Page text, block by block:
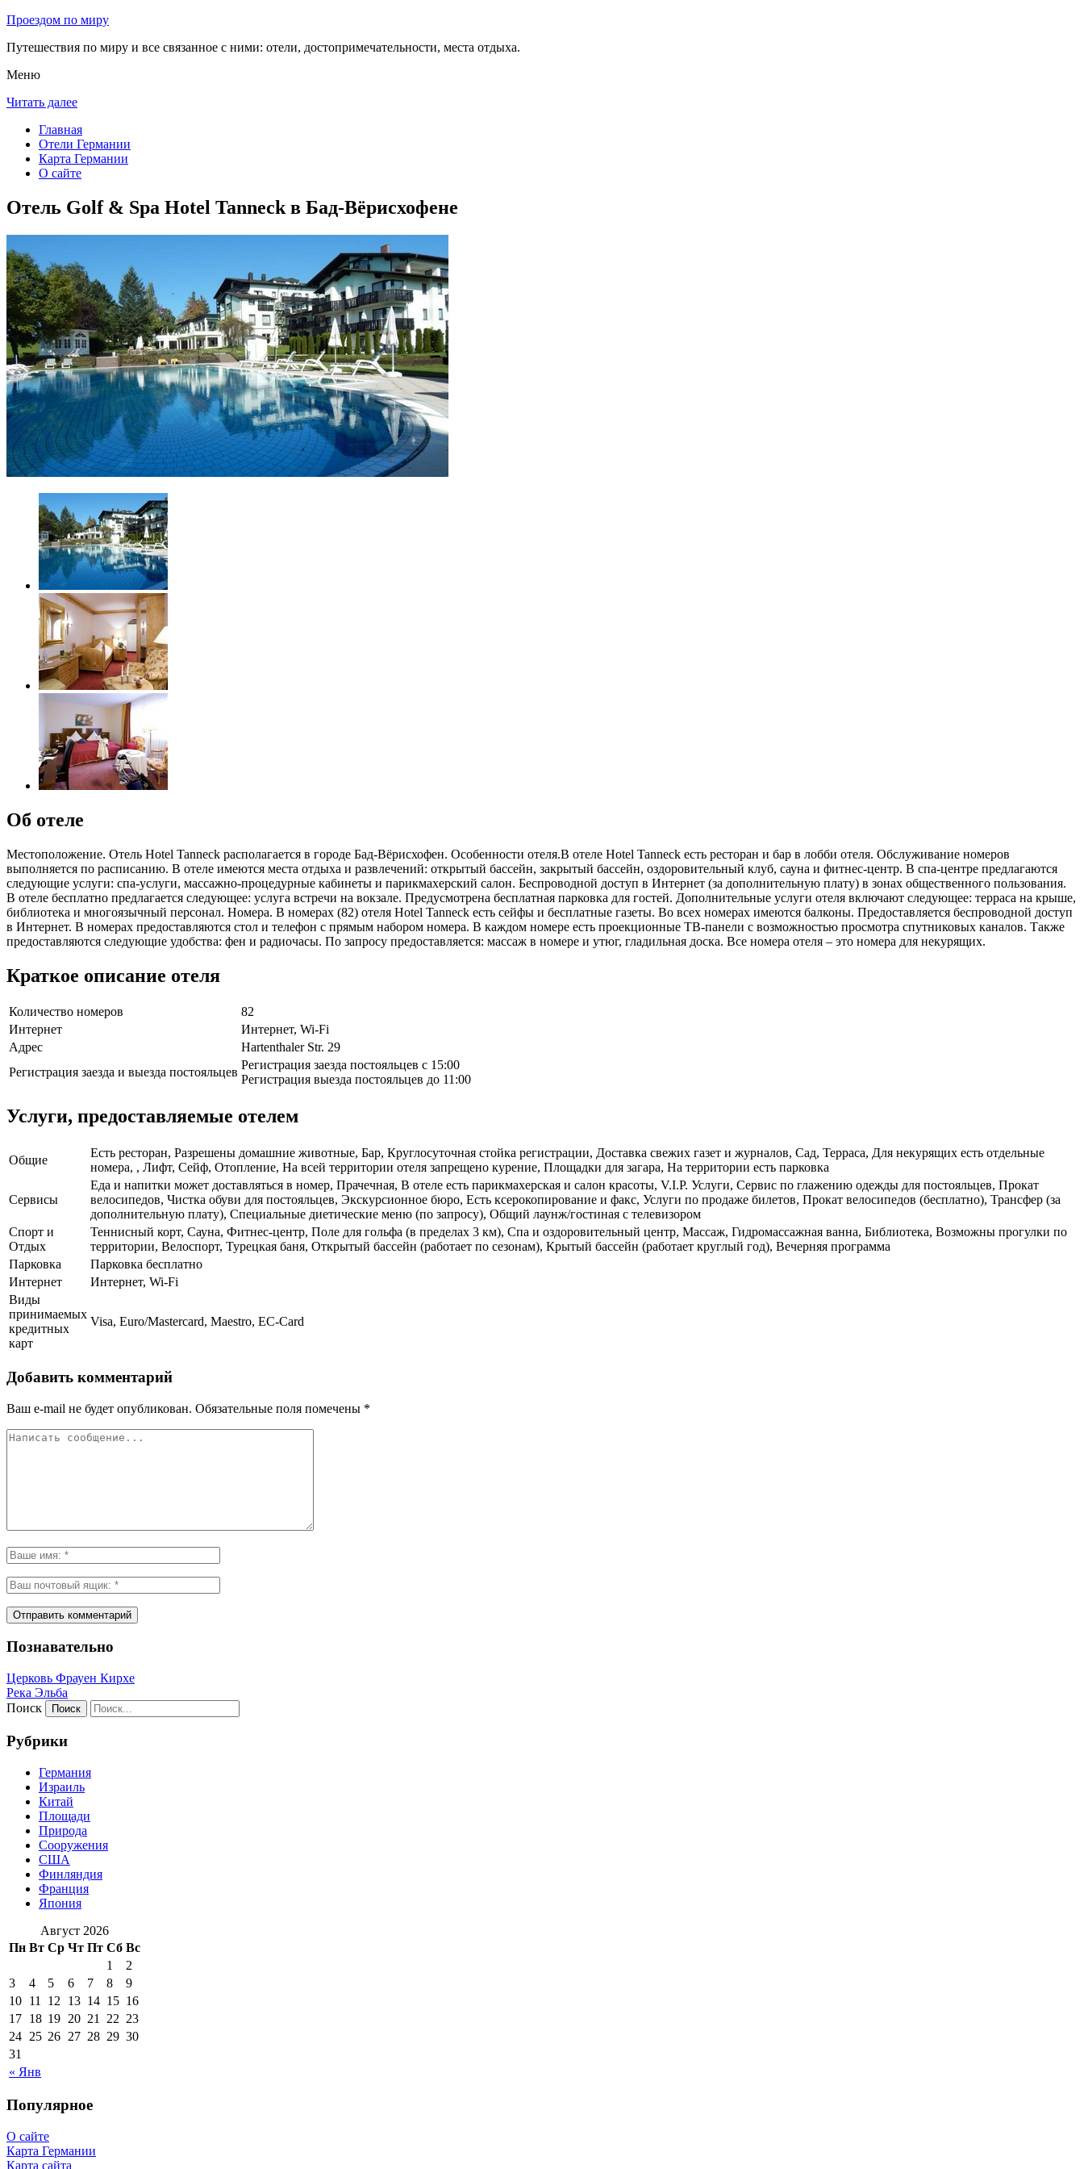
Проездом по миру
Путешествия по миру и все связанное с ними: отели, достопримечательности, места отдыха.
Меню
Читать далее
Главная
Отели Германии
Карта Германии
О сайте
Отель Golf & Spa Hotel Tanneck в Бад-Вёрисхофене
Об отеле
Местоположение. Отель Hotel Tanneck располагается в городе Бад-Вёрисхофен. Особенности отеля.В отеле Hotel Tanneck есть ресторан и бар в лобби отеля. Обслуживание номеров
выполняется по расписанию. В отеле имеются места отдыха и развлечений: открытый бассейн, закрытый бассейн, оздоровительный клуб, сауна и фитнес-центр. В спа-центре предлагаются
следующие услуги: спа-услуги, массажно-процедурные кабинеты и парикмахерский салон. Беспроводной доступ в Интернет (за дополнительную плату) в зонах общественного пользования.
В отеле бесплатно предлагается следующее: услуга встречи на вокзале. Предусмотрена бесплатная парковка для гостей. Дополнительные услуги отеля включают следующее: терраса на крыше,
библиотека и многоязычный персонал. Номера. В номерах (82) отеля Hotel Tanneck есть сейфы и бесплатные газеты. Во всех номерах имеются балконы. Предоставляется беспроводной доступ
в Интернет. В номерах предоставляются стол и телефон с прямым набором номера. В каждом номере есть проекционные ТВ-панели с возможностью просмотра спутниковых каналов. Также
предоставляются следующие удобства: фен и радиочасы. По запросу предоставляется: массаж в номере и утюг, гладильная доска. Все номера отеля – это номера для некурящих.
Краткое описание отеля
Количество номеров
82
Интернет
Интернет, Wi-Fi
Адрес
Hartenthaler Str. 29
Регистрация заезда и выезда постояльцев
Регистрация заезда постояльцев с 15:00
Регистрация выезда постояльцев до 11:00
Услуги, предоставляемые отелем
Общие
Есть ресторан, Разрешены домашние животные, Бар, Круглосуточная стойка регистрации, Доставка свежих газет и журналов, Сад, Терраса, Для некурящих есть отдельные
номера, , Лифт, Сейф, Отопление, На всей территории отеля запрещено курение, Площадки для загара, На территории есть парковка
Сервисы
Еда и напитки может доставляться в номер, Прачечная, В отеле есть парикмахерская и салон красоты, V.I.P. Услуги, Сервис по глажению одежды для постояльцев, Прокат
велосипедов, Чистка обуви для постояльцев, Экскурсионное бюро, Есть ксерокопирование и факс, Услуги по продаже билетов, Прокат велосипедов (бесплатно), Трансфер (за
дополнительную плату), Специальные диетические меню (по запросу), Общий лаунж/гостиная с телевизором
Спорт и
Отдых
Теннисный корт, Сауна, Фитнес-центр, Поле для гольфа (в пределах 3 км), Спа и оздоровительный центр, Массаж, Гидромассажная ванна, Библиотека, Возможны прогулки по
территории, Велоспорт, Турецкая баня, Открытый бассейн (работает по сезонам), Крытый бассейн (работает круглый год), Вечерняя программа
Парковка
Парковка бесплатно
Интернет
Интернет, Wi-Fi
Виды
принимаемых
кредитных
карт
Visa, Euro/Mastercard, Maestro, EC-Card
Добавить комментарий
Ваш e-mail не будет опубликован. Обязательные поля помечены *
Познавательно
Церковь Фрауен Кирхе
Река Эльба
Поиск
Рубрики
Германия
Израиль
Китай
Площади
Природа
Сооружения
США
Финляндия
Франция
Япония
Август 2026
Пн Вт Ср Чт Пт Сб Вс
« Янв
1
2
3
4 5 6 7 8
9
10 11 12 13 14 15 16
17 18 19 20 21 22 23
24 25 26 27 28 29 30
31
Популярное
О сайте
Карта Германии
Карта сайта